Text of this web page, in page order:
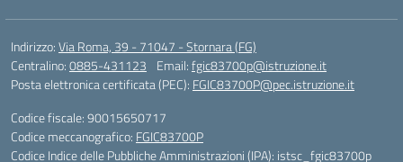
Indirizzo:Via Roma, 39 - 71047 - Stornara (FG)
Centralino:0885-431123 Email:fgic83700p@istruzione.it
Posta elettronica certificata (PEC): FGIC83700P@pec.istruzione.it
Codice fiscale: 90015650717
Codice meccanografico: FGIC83700P
Codice Indice delle Pubbliche Amministrazioni (IPA): istsc_fgic83700p